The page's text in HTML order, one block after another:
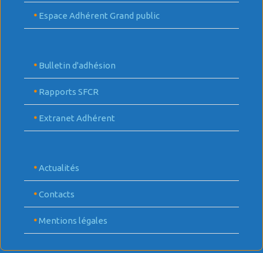
• Espace Adhérent Grand public
• Bulletin d'adhésion
• Rapports SFCR
• Extranet Adhérent
•Actualités
•Contacts
•Mentions légales